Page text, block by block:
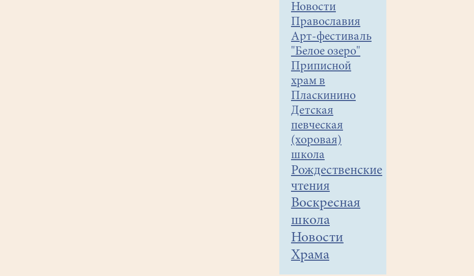
Новости
Православия
Арт-фестиваль
"Белое озеро"
Приписной
храм в
Пласкинино
Детская
певческая
(хоровая)
школа
Рождественские
чтения
Воскресная
школа
Новости
Храма